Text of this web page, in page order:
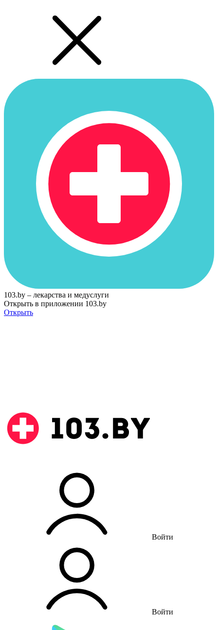
103.by – лекарства и медуслуги
Открыть в приложении 103.by
Открыть
Войти
Войти